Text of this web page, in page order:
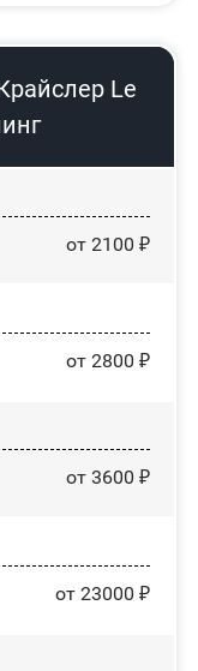
Le
от 2100 ₽
от 2800 ₽
от 3600 ₽
от 23000 ₽